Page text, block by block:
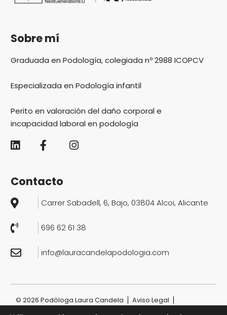
Sobre mí
Graduada en Podología, colegiada nº 2988 ICOPCV
Especializada en Podología infantil
Perito en valoración del daño corporal e
incapacidad laboral en podología
Contacto
Carrer Sabadell, 6, Bajo, 03804 Alcoi, Alicante
696 62 61 38
info@ lauracandelapodologia.com
© 2026 Podòloga Laura Candela
Aviso Legal